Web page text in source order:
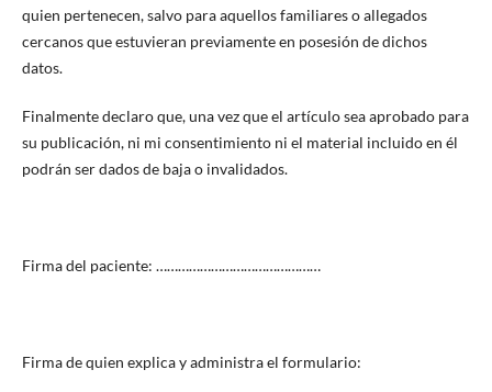
quien pertenecen, salvo para aquellos familiares o allegados
cercanos que estuvieran previamente en posesión de dichos
datos.
Finalmente declaro que, una vez que el artículo sea aprobado para
su publicación, ni mi consentimiento ni el material incluido en él
podrán ser dados de baja o invalidados.
Firma del paciente: ………………………………………
Firma de quien explica y administra el formulario: